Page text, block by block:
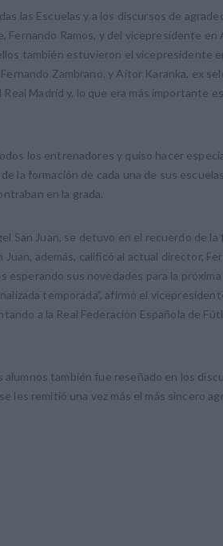
las Escuelas y a los discursos de
Fernando Ramos, y del vicepresidente
también estuvieron el vicepresidente
Zambrano, y Aitor Karanka, ex
Madrid y, lo que era más importante
los entrenadores y quiso hacer
la formación de cada una de sus
en la grada.
San Juan, se detuvo en el recuerdo de
además, calificó al actual director,
sus novedades para la
temporada”, afirmó el
a la Real Federación Española de
también fue reseñado en los
les remitió una vez más el más sincero